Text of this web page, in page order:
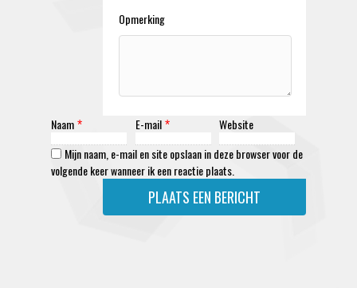
Opmerking
Naam * E-mail *
Website
Mijn naam, e-mail en site opslaan in deze browser voor de
volgende keer wanneer ik een reactie plaats.